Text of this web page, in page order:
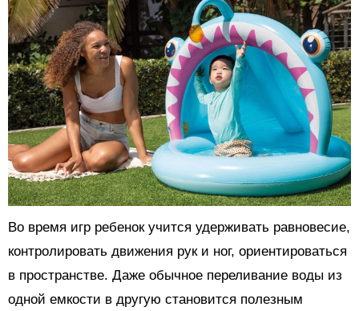
Во время игр ребенок учится удерживать равновесие,
контролировать движения рук и ног, ориентироваться
в пространстве. Даже обычное переливание воды из
одной емкости в другую становится полезным